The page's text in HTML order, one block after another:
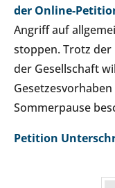
der Online-
Angriff auf
stoppen. Trotz der
der Gesellschaft
Sommerpause
Petition